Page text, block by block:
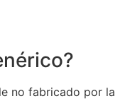
no fabricado por la